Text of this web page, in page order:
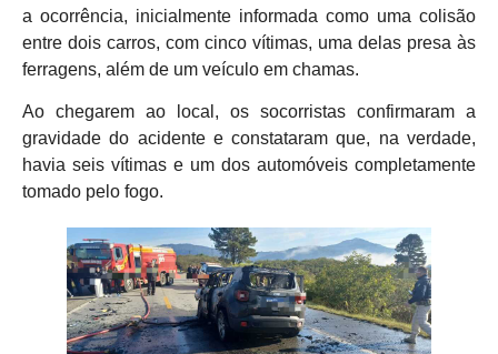
a ocorrência, inicialmente informada como uma colisão
entre dois carros, com cinco vítimas, uma delas presa às
ferragens, além de um veículo em chamas.
Ao chegarem ao local, os socorristas confirmaram a
gravidade do acidente e constataram que, na verdade,
havia seis vítimas e um dos automóveis completamente
tomado pelo fogo.